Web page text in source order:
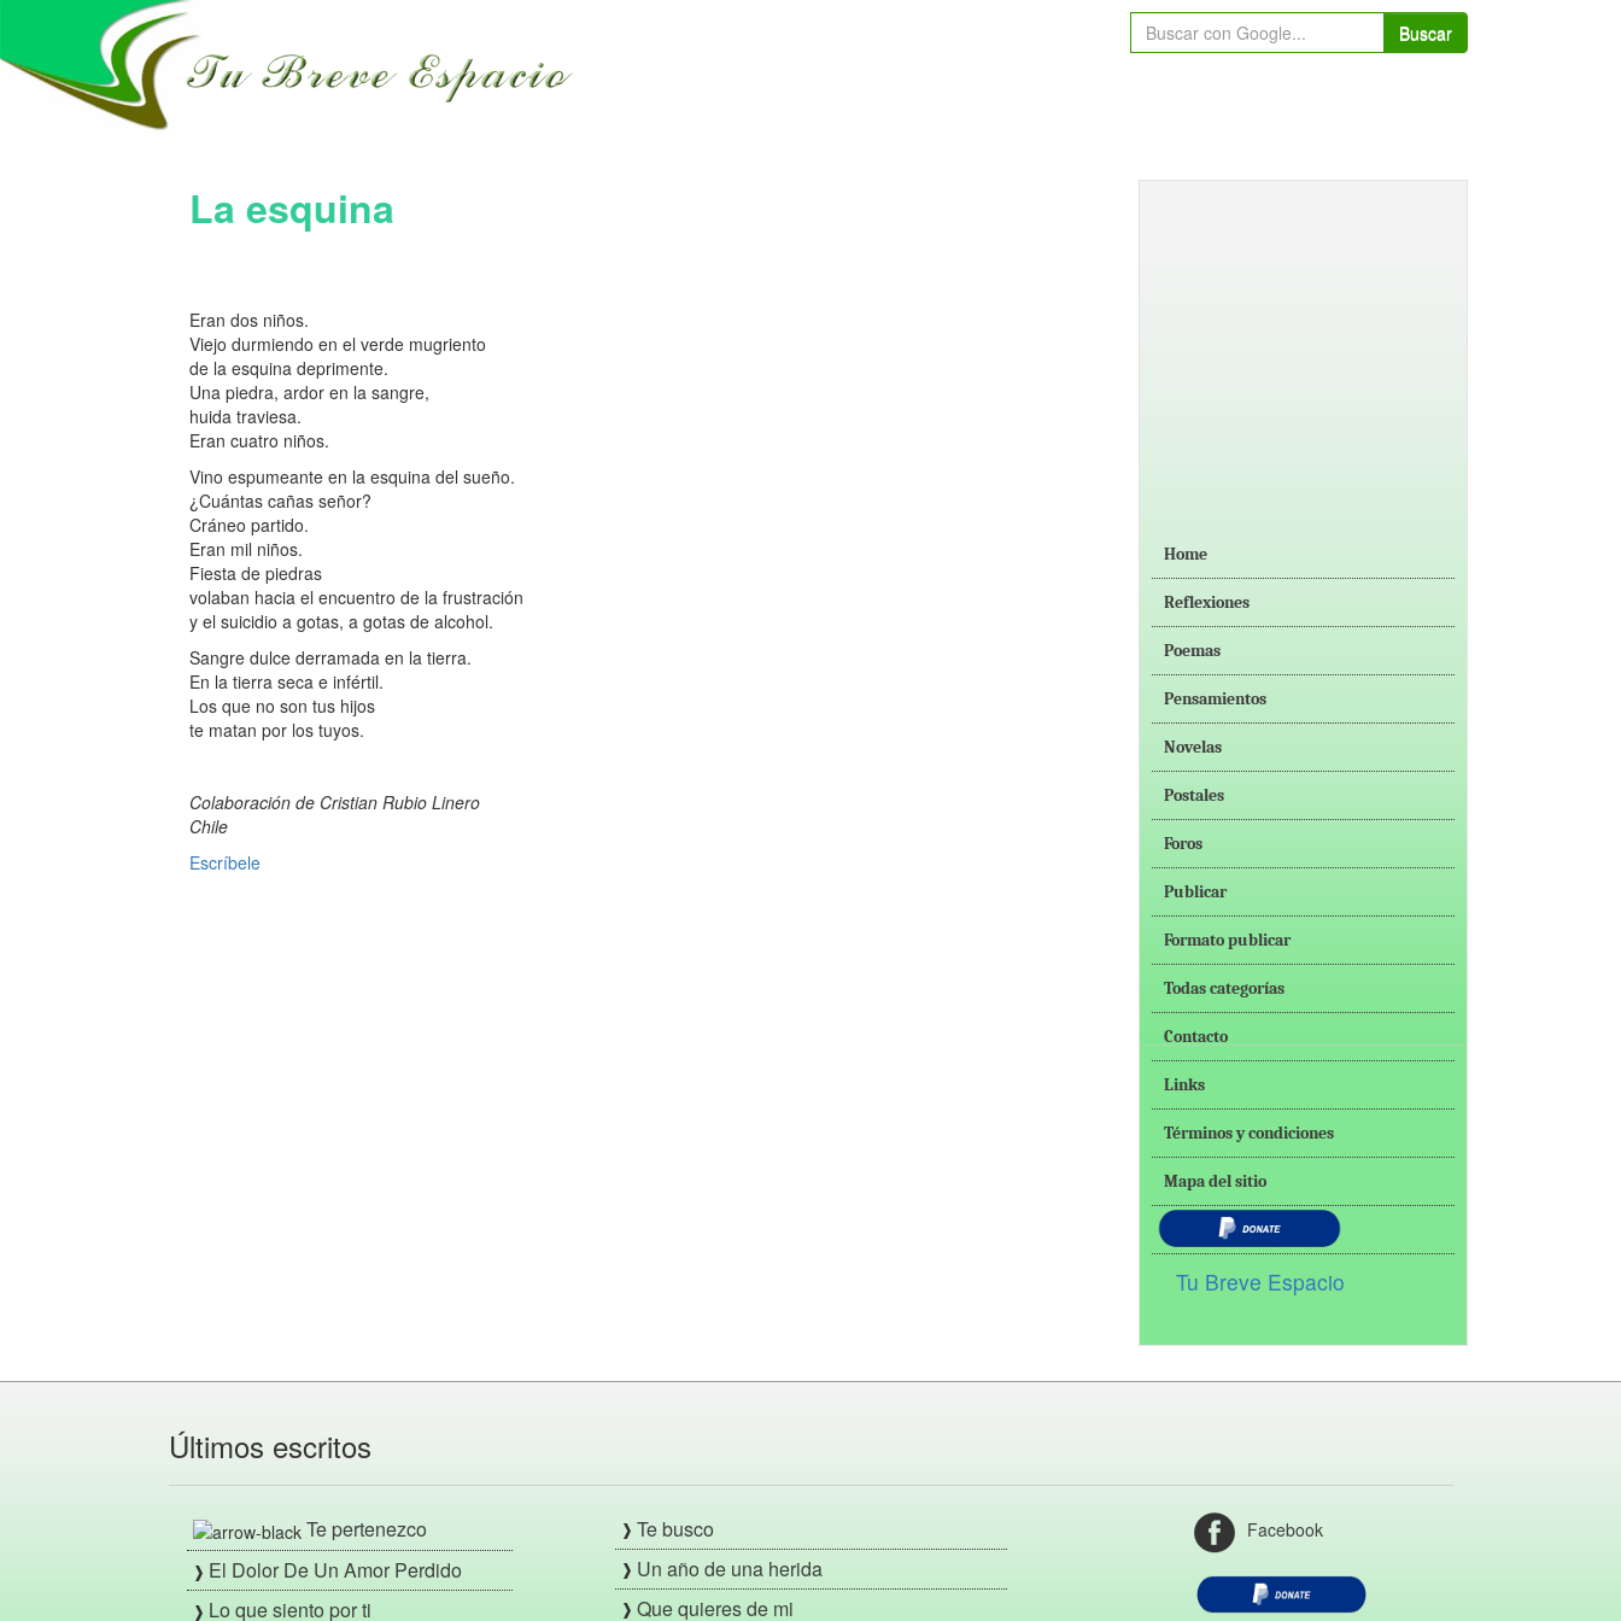
Buscar
La esquina
Eran dos niños.
Viejo durmiendo en el verde mugriento
de la esquina deprimente.
Una piedra, ardor en la sangre,
huida traviesa.
Eran cuatro niños.
Vino espumeante en la esquina del sueño.
¿Cuántas cañas señor?
Cráneo partido.
Eran mil niños.
Fiesta de piedras
volaban hacia el encuentro de la frustración
y el suicidio a gotas, a gotas de alcohol.
Sangre dulce derramada en la tierra.
En la tierra seca e infértil.
Los que no son tus hijos
te matan por los tuyos.
Colaboración de Cristian Rubio Linero
Chile
Escríbele
Home
Reflexiones
Poemas
Pensamientos
Novelas
Postales
Foros
Publicar
Formato publicar
Todas categorías
Contacto
Links
Términos y condiciones
Mapa del sitio
Tu Breve Espacio
Últimos escritos
Te pertenezco
El Dolor De Un Amor Perdido
Lo que siento por ti
Te busco
Un año de una herida
Que quieres de mi
Facebook